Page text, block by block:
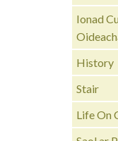
Ionad
History
Stair
Life On